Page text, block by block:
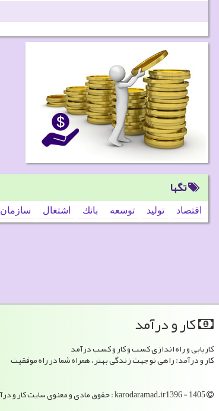
تگها
اقتصاد تولید توسعه بانك اشتغال سازمان
كار و درآمد
کاریابی و راه اندازی کسب و کار و کسب درآمد
کار و درآمد: راهی نو جهت زندگی بهتر ، همراه شما در راه موفقیت